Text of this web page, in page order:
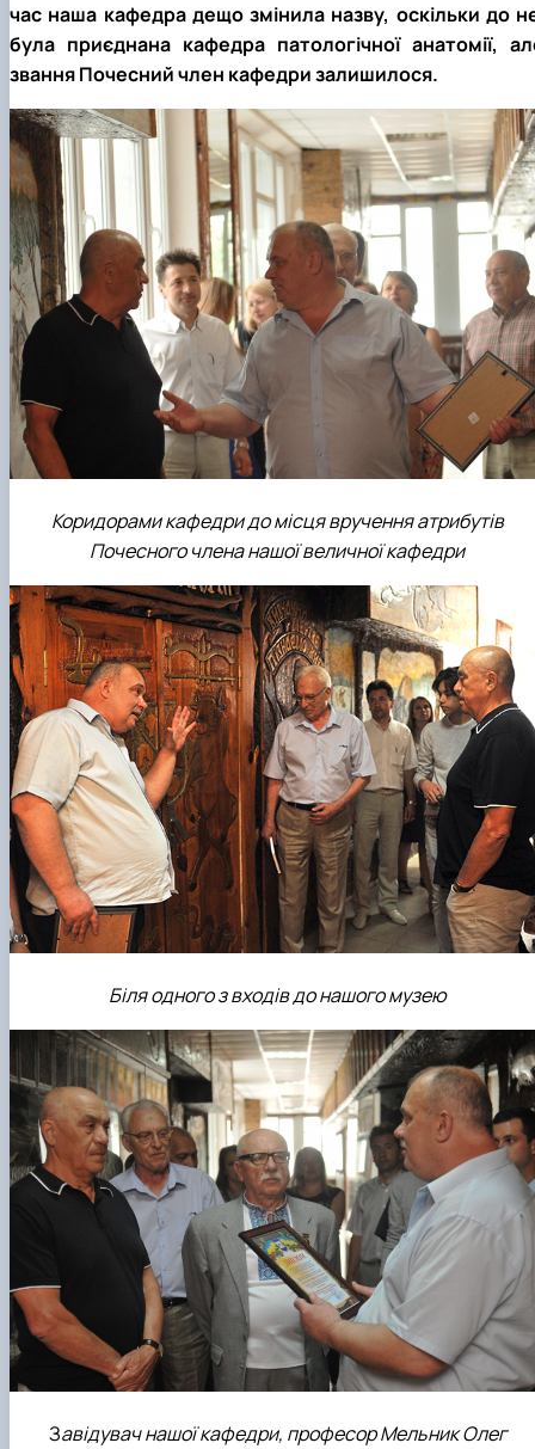
час наша кафедра дещо змінила назву, оскільки до
була приєднана кафедра патологічної анатомії,
звання Почесний член кафедри залишилося.
Коридорами кафедри до місця вручення атрибутів
Почесного члена нашої величної кафедри
Біля одного з входів до нашого музею
Завідувач нашої кафедри, професор Мельник Олег